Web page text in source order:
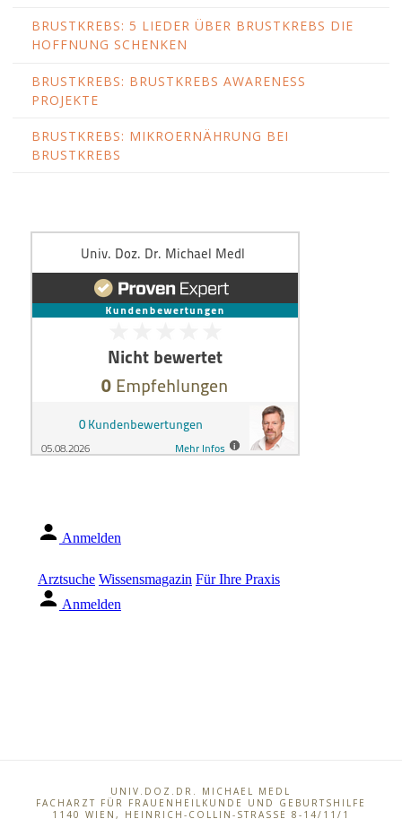
BRUSTKREBS: 5 LIEDER ÜBER BRUSTKREBS DIE
HOFFNUNG SCHENKEN
BRUSTKREBS: BRUSTKREBS AWARENESS
PROJEKTE
BRUSTKREBS: MIKROERNÄHRUNG BEI
BRUSTKREBS
UNIV.DOZ.DR. MICHAEL MEDL
FACHARZT FÜR FRAUENHEILKUNDE UND GEBURTSHILFE
1140 WIEN , HEINRICH-COLLIN-STRASSE 8-14/11/1